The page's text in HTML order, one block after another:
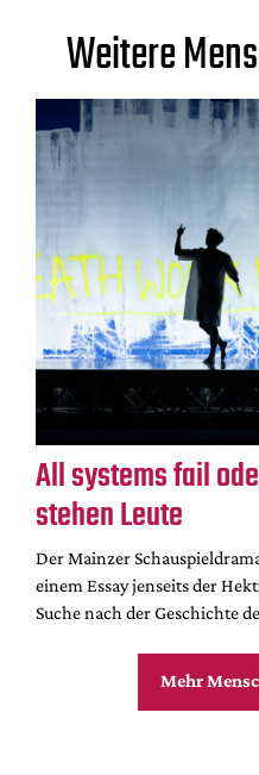
Weitere
All systems fail
stehen Leute
Der Mainzer
einem Essay jenseits der
Suche nach der Geschichte
Mehr